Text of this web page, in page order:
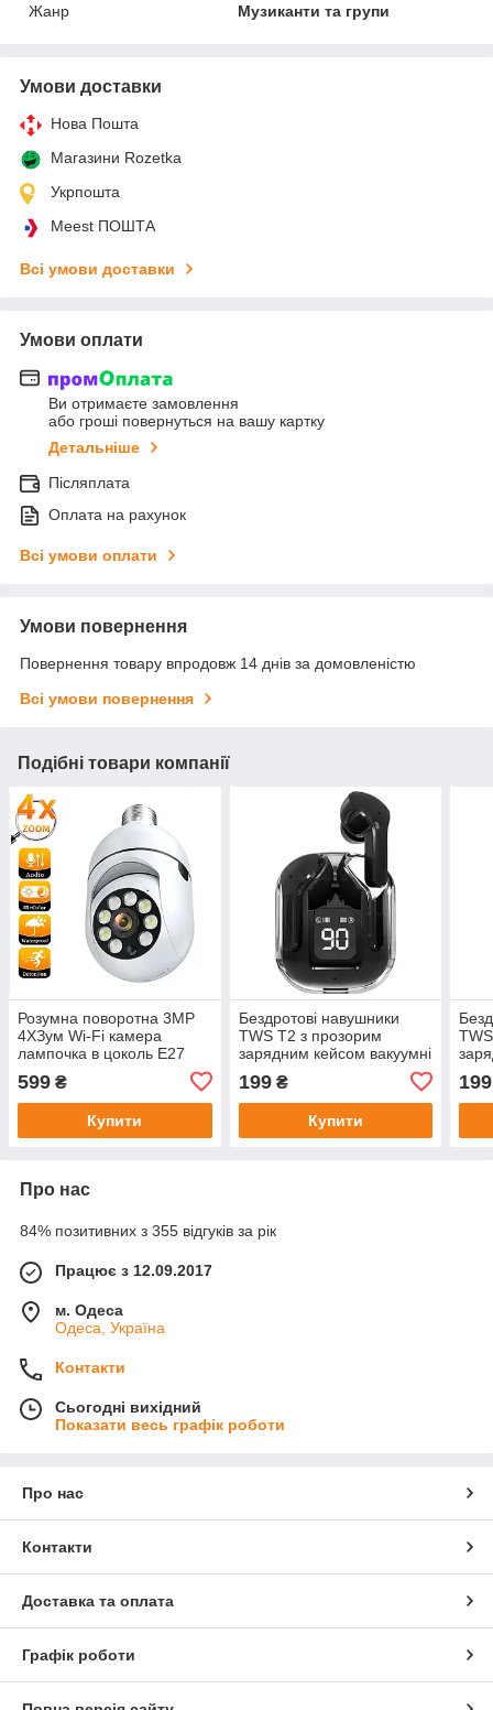
Жанр
Музиканти та групи
Умови доставки
Нова Пошта
Магазини Rozetka
Укрпошта
Meest ПОШТА
Всі умови доставки
Умови оплати
Ви отримаєте замовлення
або гроші повернуться на вашу картку
Детальніше
Післяплата
Оплата на рахунок
Всі умови оплати
Умови повернення
Повернення товару впродовж 14 днів за домовленістю
Всі умови повернення
Подібні товари компанії
Розумна поворотна 3MP
4XЗум Wi-Fi камера
лампочка в цоколь E27
для відеоспостереження з
відстеженням руху
Бездротова ZS031A
599 ₴
Купити
Бездротові навушники
TWS T2 з прозорим
зарядним кейсом вакуумні
цифровий дисплей
199₴
Купити
199
Про нас
84% позитивних з 355 відгуків за рік
Працює з 12.09.2017
м. Одеса
Одеса, Україна
Контакти
Сьогодні вихідний
Показати весь графік роботи
Про нас
Контакти
Доставка та оплата
Графік роботи